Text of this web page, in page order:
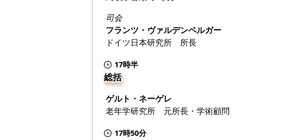
司会
フランツ・ヴァルデンベルガー
ドイツ日本研究所 所長
17時半
総括
ゲルト・ネーゲレ
老年学研究所 元所長・学術顧問
17時50分